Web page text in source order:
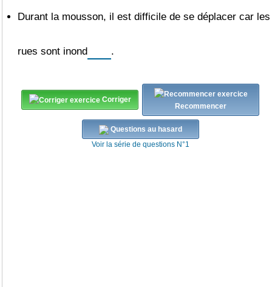
Durant la mousson, il est difficile de se déplacer car les
rues sont inond .
Corriger
Recommencer
Questions au hasard
Voir la série de questions N°1